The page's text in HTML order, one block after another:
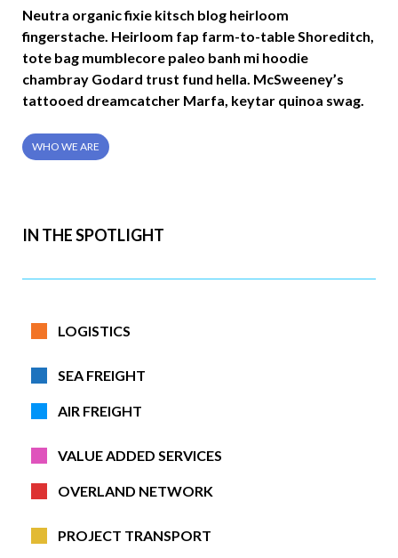
Neutra organic fixie kitsch blog heirloom
fingerstache. Heirloom fap farm-to-table Shoreditch,
tote bag mumblecore paleo banh mi hoodie
chambray Godard trust fund hella. McSweeney’s
tattooed dreamcatcher Marfa, keytar quinoa swag.
WHO WE ARE
IN THE SPOTLIGHT
LOGISTICS
SEA FREIGHT
AIR FREIGHT
VALUE ADDED SERVICES
OVERLAND NETWORK
PROJECT TRANSPORT